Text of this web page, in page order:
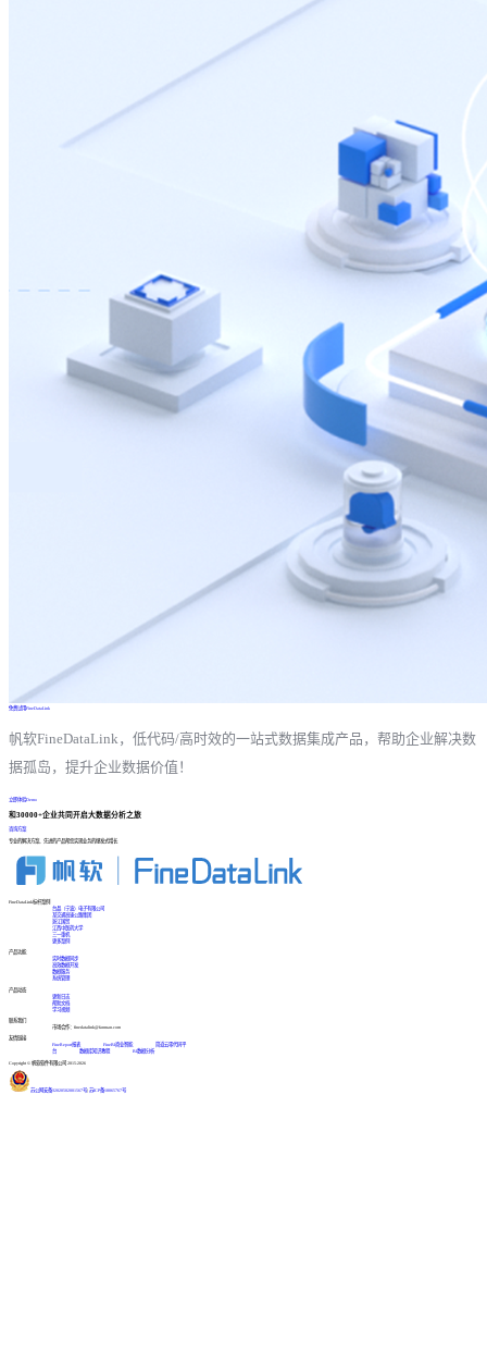
免费试用FineDataLink
帆软FineDataLink，低代码/高时效的一站式数据集成产品，帮助企业解决数
据孤岛，提升企业数据价值！
立即体验Demo
和30000+企业共同开启大数据分析之旅
咨询方案
专业的解决方案、先进的产品帮您实现业务的爆发式增长
FineDataLink标杆案例
台晶（宁波）电子有限公司
某交通高速公路集团
浙江国贸
江西中医药大学
三一重机
更多案例
产品功能
实时数据同步
高效数据开发
数据服务
系统管理
产品动态
更新日志
帮助文档
学习视频
联系我们
市场合作：finedatalink@fanruan.com
友情链接
FineReport报表
FineBI商业智能
简道云零代码平
台
数据库知识教程 BI数据分析
Copyright © 帆软软件有限公司 2015-2026
苏公网安备32020502001567号 苏ICP备18065767号